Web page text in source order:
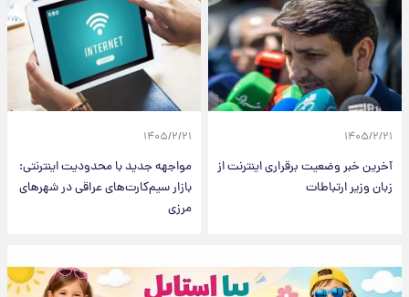
۱۴۰۵/۲/۲۱
آخرین خبر وضعیت برقراری اینترنت از
زبان وزیر ارتباطات
۱۴۰۵/۲/۲۱
مواجهه جدید با محدودیت اینترنتی:
بازار سیم‌کارت‌های عراقی در شهرهای
مرزی